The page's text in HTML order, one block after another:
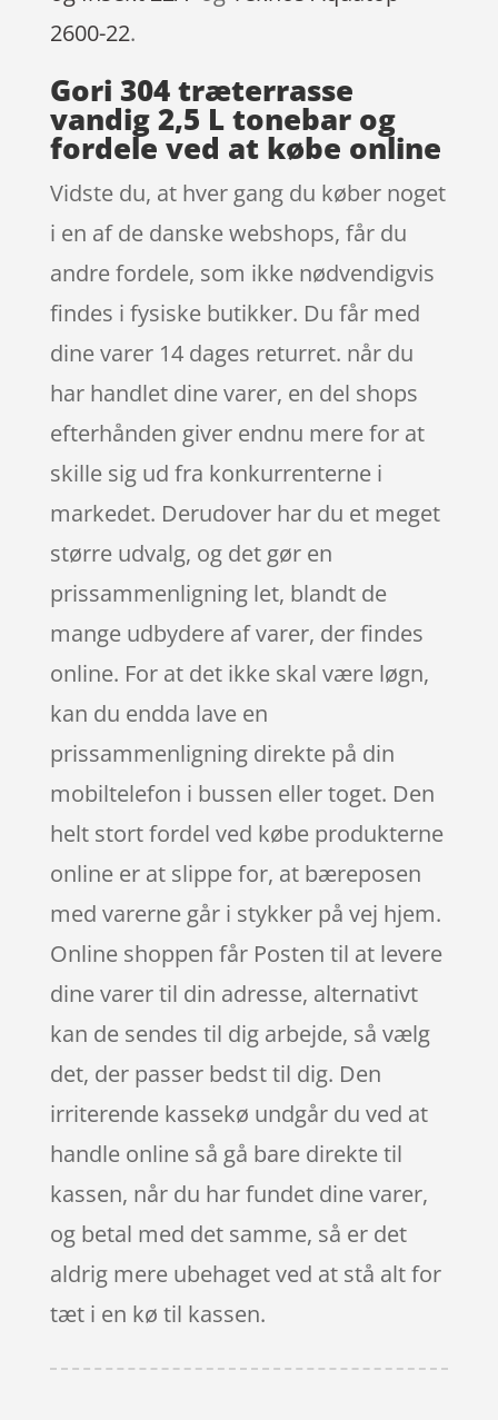
2600-22.
Gori 304 træterrasse
vandig 2,5 L tonebar og
fordele ved at købe online
Vidste du, at hver gang du køber noget
i en af de danske webshops, får du
andre fordele, som ikke nødvendigvis
findes i fysiske butikker. Du får med
dine varer 14 dages returret. når du
har handlet dine varer, en del shops
efterhånden giver endnu mere for at
skille sig ud fra konkurrenterne i
markedet. Derudover har du et meget
større udvalg, og det gør en
prissammenligning let, blandt de
mange udbydere af varer, der findes
online. For at det ikke skal være løgn,
kan du endda lave en
prissammenligning direkte på din
mobiltelefon i bussen eller toget. Den
helt stort fordel ved købe produkterne
online er at slippe for, at bæreposen
med varerne går i stykker på vej hjem.
Online shoppen får Posten til at levere
dine varer til din adresse, alternativt
kan de sendes til dig arbejde, så vælg
det, der passer bedst til dig. Den
irriterende kassekø undgår du ved at
handle online så gå bare direkte til
kassen, når du har fundet dine varer,
og betal med det samme, så er det
aldrig mere ubehaget ved at stå alt for
tæt i en kø til kassen.